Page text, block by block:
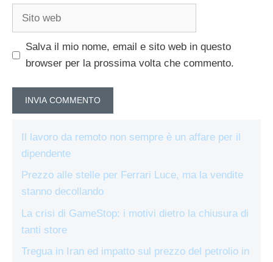
Sito
Salva il mio nome, email e sito web in questo
browser per la prossima volta che commento.
Il lavoro da remoto non sempre è un affare per il
dipendente
Prezzo alle stelle per Ferrari Luce, ma la vendite
stanno decollando
La crisi di GameStop: i motivi dietro la chiusura di
tanti store
Tregua in Iran ed impatto sul prezzo del petrolio in